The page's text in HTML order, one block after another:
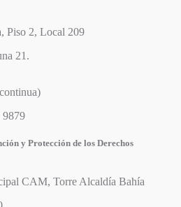
Piso 2, Local 209
21.
9879
y Protección de los Derechos
CAM, Torre Alcaldía Bahía